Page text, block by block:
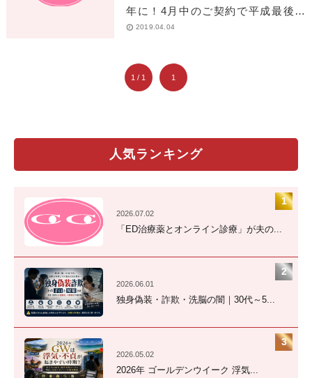
年に！4月中のご契約で平成最後の
割引、お得プランとしまして弁護士
円のところ50万円でご提供です[…]
2019.04.04
1 / 1 1
人気ランキング
2026.07.02
「ED治療薬とオンライン診療」が夫の...
2026.06.01
独身偽装・詐欺・洗脳の闇｜30代～5...
2026.05.02
2026年 ゴールデンウイーク 浮気...